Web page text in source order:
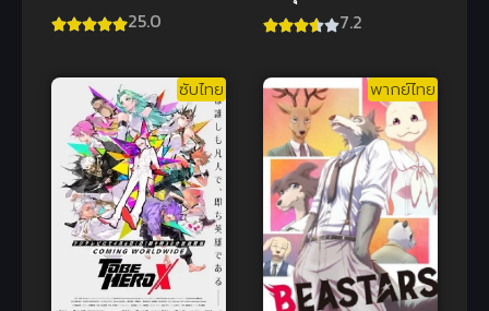
ซับไทย
25.0
ใครว่าหนูเห็น
7.2
ซับไทย พากย์ไทย